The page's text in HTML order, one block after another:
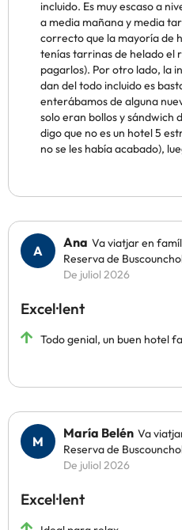
incluido. Es muy escaso a
a media mañana y media
correcto que la mayoría de
tenías tarrinas de helado el
pagarlos). Por otro lado, la
dan del todo incluido es
enterábamos de alguna
solo eran bollos y sándwich
digo que no es un hotel 5
no se les había acabado),
Ana Va viatjar en
Reserva de
De juliol 2026
Excel·lent
Todo genial, un buen hotel
María Belén Va
Reserva de
De juliol 2026
Excel·lent